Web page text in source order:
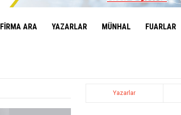
FİRMA ARA YAZARLAR MÜNHAL FUARLAR
Yazarlar